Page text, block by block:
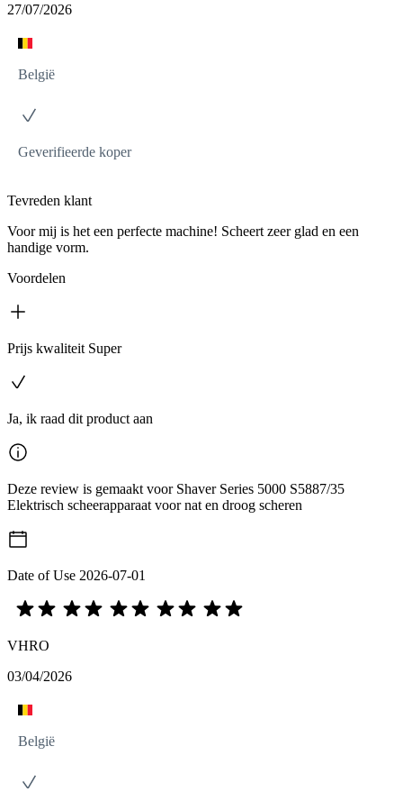
27/07/2026
België
Geverifieerde koper
Tevreden klant
Voor mij is het een perfecte machine! Scheert zeer glad en een
handige vorm.
Voordelen
Prijs kwaliteit Super
Ja, ik raad dit product aan
Deze review is gemaakt voor Shaver Series 5000 S5887/35
Elektrisch scheerapparaat voor nat en droog scheren
Date of Use 2026-07-01
VHRO
03/04/2026
België